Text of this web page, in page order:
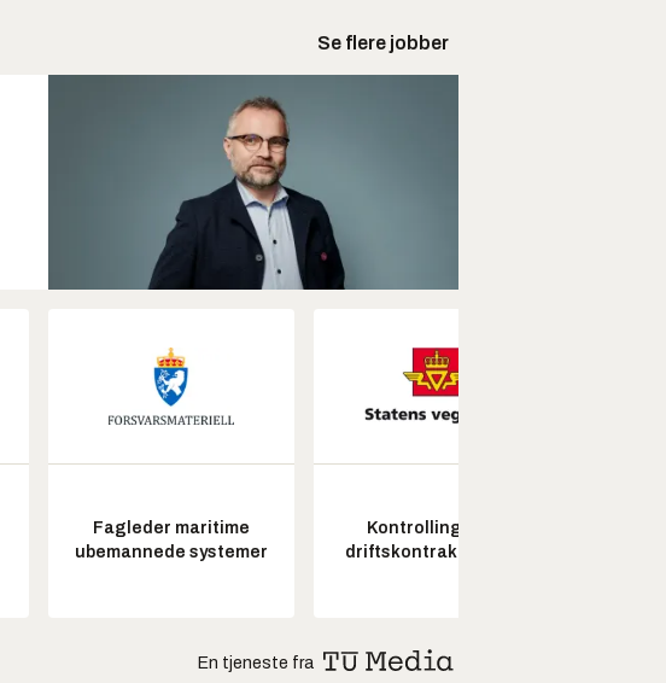
Se flere jobber
Fagleder maritime
ubemannede systemer
Kontrollingeniør
driftskontrakt elektro
En tjeneste fra